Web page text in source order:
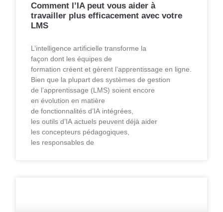
Comment l’IA peut vous aider à
travailler plus efficacement avec votre
LMS
L’intelligence artificielle transforme la
façon dont les équipes de
formation créent et gèrent l’apprentissage en ligne.
Bien que la plupart des systèmes de gestion
de l’apprentissage (LMS) soient encore
en évolution en matière
de fonctionnalités d’IA intégrées,
les outils d’IA actuels peuvent déjà aider
les concepteurs pédagogiques,
les responsables de